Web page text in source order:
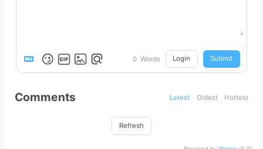
0 Words Login Submit
Comments Latest Oldest Hottest
Refresh